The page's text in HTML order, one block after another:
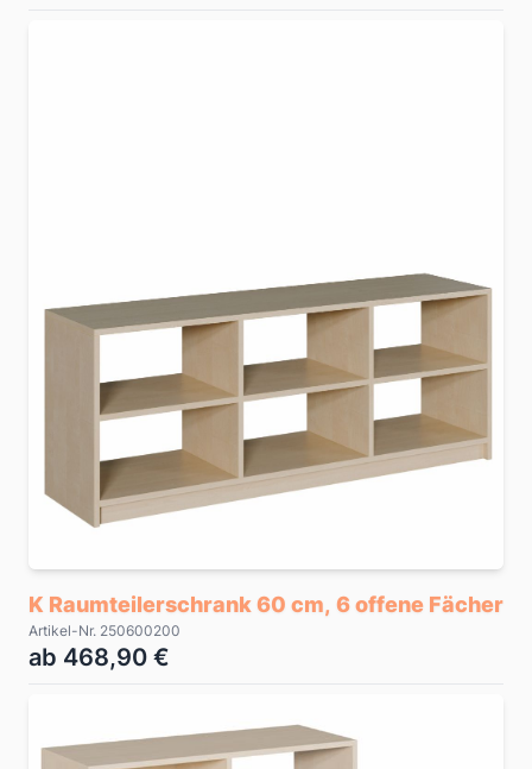
K Raumteilerschrank 60 cm, 6 offene Fächer
Artikel-Nr. 250600200
ab 468,90 €